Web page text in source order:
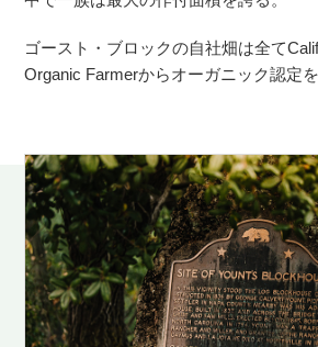
ゴースト・ブロックの自社畑は全て
Organic Farmerからオーガニック認定を